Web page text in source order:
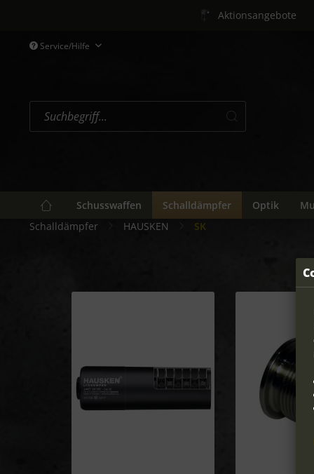
Aktionsangebote
Service/Hilfe
Schusswaffen Schalldämpfer Optik
Schalldämpfer
HAUSKEN SK